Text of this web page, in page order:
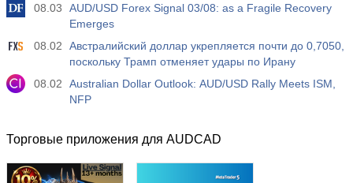
08.03
AUD/USD Forex Signal 03/08: as a Fragile Recovery
Emerges
08.02
Австралийский доллар укрепляется почти до 0,7050,
поскольку Трамп отменяет удары по Ирану
08.02
Australian Dollar Outlook: AUD/USD Rally Meets ISM,
NFP
Торговые приложения для AUDCAD